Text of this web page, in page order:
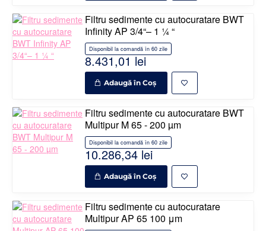
Filtru sedimente cu autocuratare BWT
Infinity AP 3/4“– 1 ¼ “
Disponibil la comandă în 60 zile
8.431,01 lei
Adaugă în Coş
Filtru sedimente cu autocuratare BWT
Multipur M 65 - 200 µm
Disponibil la comandă în 60 zile
10.286,34 lei
Adaugă în Coş
Filtru sedimente cu autocuratare
Multipur AP 65 100 μm